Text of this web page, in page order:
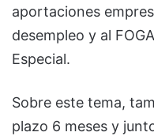
aportaciones
desempleo y al
Especial.
Sobre este tema,
plazo 6 meses y